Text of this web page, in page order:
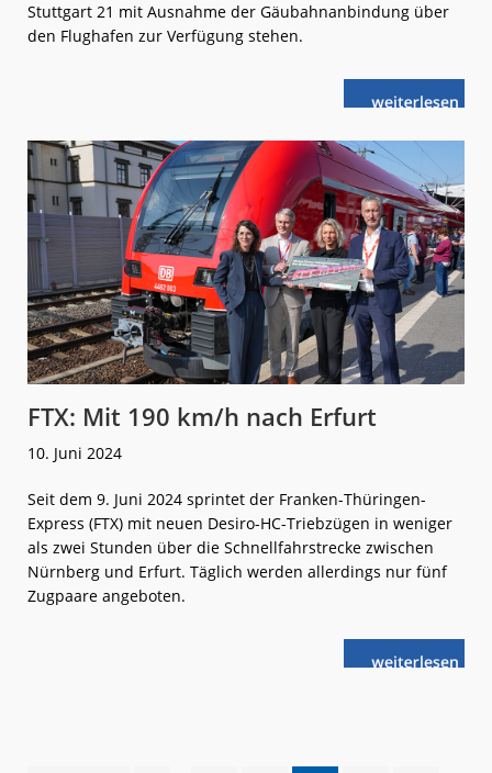
Stuttgart 21 mit Ausnahme der Gäubahnanbindung über
den Flughafen zur Verfügung stehen.
weiterlese
nStuttgart 21:
Ende
2025
FTX: Mit 190 km/h nach Erfurt
10. Juni 2024
Seit dem 9. Juni 2024 sprintet der Franken-Thüringen-
Express (FTX) mit neuen Desiro-HC-Triebzügen in weniger
als zwei Stunden über die Schnellfahrstrecke zwischen
Nürnberg und Erfurt. Täglich werden allerdings nur fünf
Zugpaare angeboten.
weiterlese
nFTX: